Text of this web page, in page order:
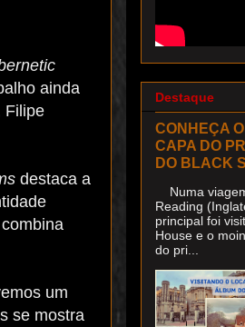
ainda
Filipe
destaca a
um
se mostra
Destaque
CONHEÇA
CAPA DO
DO BLACK
Numa
Reading
principal foi
House e o
do pri...